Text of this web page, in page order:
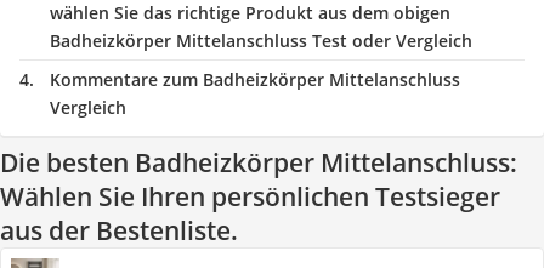
wählen Sie das richtige Produkt aus dem obigen
Badheizkörper Mittelanschluss Test oder Vergleich
Kommentare zum Badheizkörper Mittelanschluss
Vergleich
Die besten Badheizkörper Mittelanschluss:
Wählen Sie Ihren persönlichen Testsieger
aus der Bestenliste.